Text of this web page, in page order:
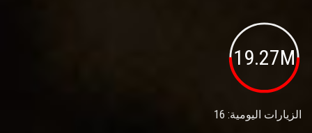
19.27M
الزيارات اليومية: 16